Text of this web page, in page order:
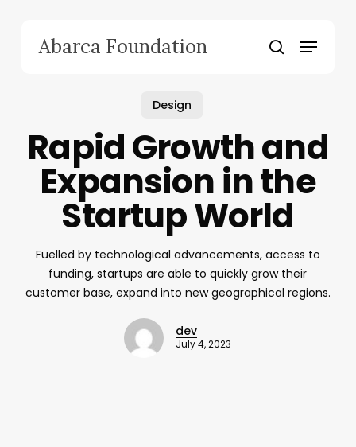
Abarca Foundation search
Menu
Design
Rapid Growth and
Expansion in the
Startup World
Fuelled by technological advancements, access to
funding, startups are able to quickly grow their
customer base, expand into new geographical regions.
dev
July 4, 2023